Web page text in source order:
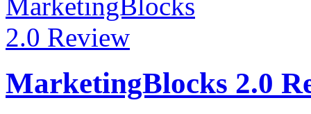
MarketingBlocks 2.0